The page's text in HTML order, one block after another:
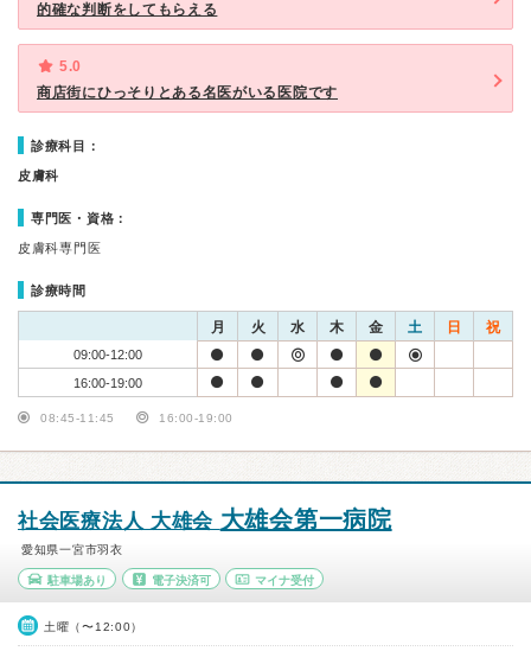
的確な判断をしてもらえる
5.0
商店街にひっそりとある名医がいる医院です
診療科目：
皮膚科
専門医・資格：
皮膚科専門医
診療時間
月 火 水 木 金 土 日 祝
09:00-12:00
16:00-19:00
08:45-11:45 16:00-19:00
社会医療法人 大雄会 大雄会第一病院
愛知県一宮市羽衣
駐車場あり 電子決済可 マイナ受付
土曜（〜12:00）